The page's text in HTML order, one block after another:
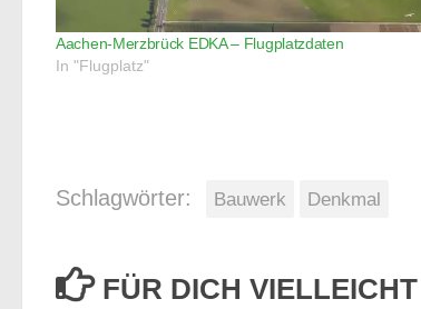
Aachen-Merzbrück EDKA – Flugplatzdaten
In "Flugplatz"
Schlagwörter: Bauwerk Denkmal
FÜR DICH